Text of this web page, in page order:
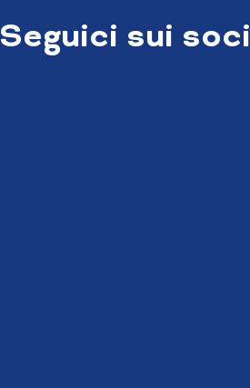
Seguici sui